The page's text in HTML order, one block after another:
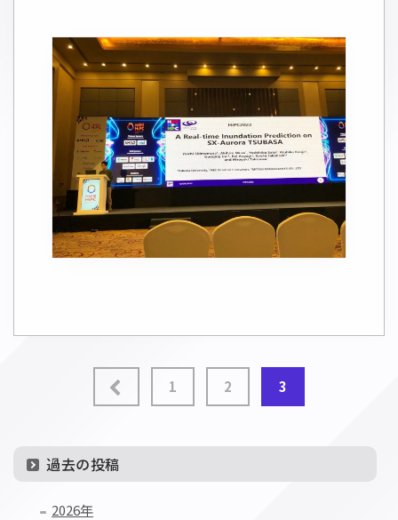
ペ
1 2 3
過去の投稿
2026年